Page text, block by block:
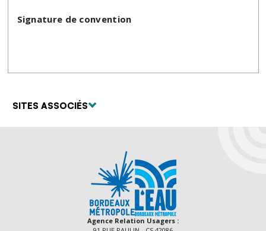
Signature de convention
SITES ASSOCIÉS
Agence Relation Usagers :